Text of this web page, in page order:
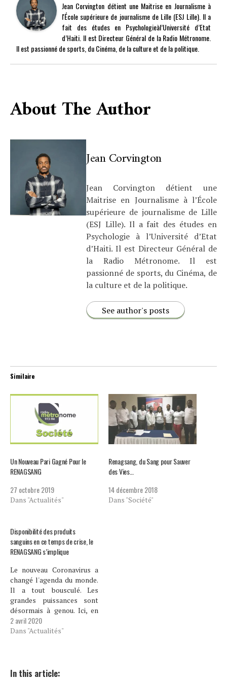
Jean Corvington détient une Maitrise en Journalisme à
l'École supérieure de journalisme de Lille (ESJ Lille). Il a
fait des études en Psychologieàl’Université d’Etat
d’Haiti. Il est Directeur Général de la Radio Métronome.
Il est passionné de sports, du Cinéma, de la culture et de la politique.
About The Author
Jean Corvington
Jean Corvington détient une
Maitrise en Journalisme à l’École
supérieure de journalisme de Lille
(ESJ Lille). Il a fait des études en
Psychologie à l’Université d’Etat
d’Haiti. Il est Directeur Général de
la Radio Métronome. Il est
passionné de sports, du Cinéma, de
la culture et de la politique.
See author's posts
Similaire
Un Nouveau Pari Gagné Pour le
RENAGSANG
27 octobre 2019
Dans "Actualités"
Renagsang, du Sang pour Sauver
des Vies…
14 décembre 2018
Dans "Société"
Disponibilité des produits
sanguins en ce temps de crise, le
RENAGSANG s’implique
Le nouveau Coronavirus a
changé l'agenda du monde.
Il a tout bousculé. Les
grandes puissances sont
désormais à genou. Ici, en
Haïti nous avons déjà notre
petit lot. Etat d'urgence
bilan publié par le
2 avril 2020
Dans "Actualités"
In this article: